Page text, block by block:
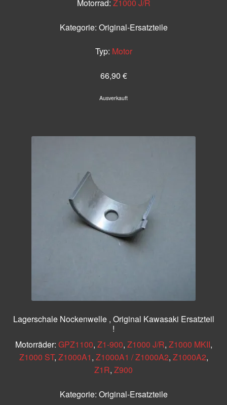
Motorrad: Z1000 J/R
Kategorie: Original-Ersatzteile
Typ: Motor
66,90 €
Ausverkauft
Lagerschale Nockenwelle , Original Kawasaki Ersatzteil
!
Motorräder: GPZ1100, Z1-900, Z1000 J/R, Z1000 MKII,
Z1000 ST, Z1000A1, Z1000A1 / Z1000A2, Z1000A2,
Z1R, Z900
Kategorie: Original-Ersatzteile